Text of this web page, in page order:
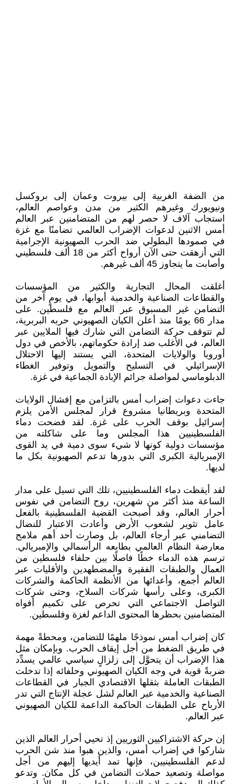
من الضفة الغربية إلى بيروت وعمان إلى بروكسل
ونيويورك وغيرهم الكثير من مدن وعواصم العالم،
استجاب آلاف لا حصر لهم من المتضامنين عبر العالم
أمس الاثنين لدعوات الإضراب العالمي تضامنًا مع غزة
في صمودها البطولي ضد الحرب الصهيونية الإجرامية
التي أزهقت حتى الآن أرواح أكثر من 18 ألف فلسطيني
وأصابت ما يتجاوز 45 ألف غيرهم.
أغلقت المحال التجارية والكثير من المؤسسات
والقطاعات الصناعية والخدمية أبوابها، في يومٍ آخر من
التضامن غير المسبوق عبر العالم مع فلسطين. على
مدار 66 يومًا منذ أعلن الكيان الصهيوني حربه البربرية،
لم تتوقف حركة التضامن التي شارك فيها الملايين عبر
العالم، في الأغلب ضد إرادة حكوماتهم، بالأخص في دول
أوروبا والولايات المتحدة، التي يستند إليها الاحتلال
الإسرائيلي في التسليح والتمويل وتوفير الغطاء
الدبلوماسي لمواصلة جرائم الإبادة الجماعية في غزة.
جاءت دعوات إضراب أمس بالتزامن مع إفشال الولايات
المتحدة وبريطانيا مشروع قرار لمجلس الأمن يلزم
إسرائيل بوقف الحرب على غزة. لقد فضحت دماء
الفلسطينيين هذا المجلس وما على شاكلته من
مؤسسات دولية كونها لا شيء سوى دمية في يد القوى
الإمبريالية الكبرى التي بدورها تدعم الصهيونية بكل ما
لديها.
لقد أيقظت دماء الفلسطينيين، تلك التي تسيل على مدار
الساعة منذ أكثر من شهرين، روح التضامن في نفوس
أحرار العالم، وقد أصبحت القضية الفلسطينية بالفعل
عامل تثوير لشعوب الأرض وأعادت الاعتبار للنضال
التضامني عبر أرجاء العالم، بل وصارت أحد أهم ملامح
معارضة النظام العالمي بطابعه الرأسمالي والإمبريالي.
ترسم هذه الدماء خطًا فاصلًا بين حلفاء فلسطين من
العمال والطبقات الفقيرة والمضطهدين والأقليات عبر
العالم أجمع، وأعدائها من الأنظمة الحاكمة والشركات
الكبرى، وعلى رأسها شركات السلاح، وحتى شركات
التواصل الاجتماعي التي تحرص على تكميم أفواه
المتضامنين بحظرها المحتوى الداعم لغزة وفلسطين.
كان إضراب أمس نموذجًا ملهمًا للتضامن، ومحطةً مهمة
في طريق الضغط من أجل إيقاف الحرب. وبإمكان مثل
هذا الإضراب أن يتحوَّل إلى زلزالٍ سياسي عالمي يسدِّد
ضربةً قوية في وجه الكيان الصهيوني وحلفائه إذا تدخلت
الطبقات العاملة بثقلها الاقتصادي الجبار في القطاعات
الصناعية والخدمية عبر العالم لشل عجلة الإنتاج التي تدر
الأرباح على الطبقات الحاكمة الداعمة للكيان الصهيوني
عبر العالم.
إن حركة الاشتراكيين الثوريين إذ تحيي أحرار العالم الذين
شاركوا في إضراب أمس، والذين هبوا منذ شن الحرب
لدعم الفلسطينيين، فإنها تمد أيديها إليهم من أجل
مواصلة وتصعيد حملات التضامن في كل مكان. وتدعو